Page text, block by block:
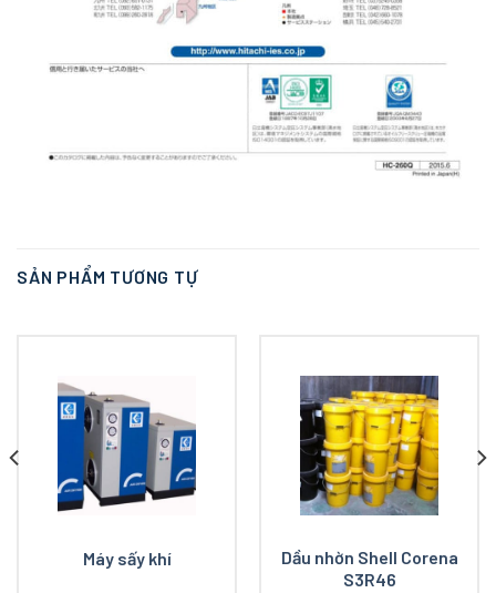
SẢN PHẨM TƯƠNG TỰ
Máy sấy khí
Dầu nhờn Shell Corena
S3R46